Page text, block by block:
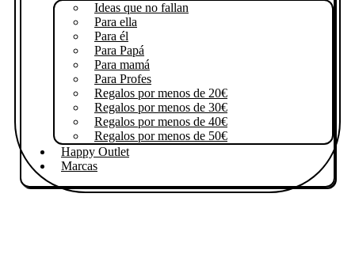
Ideas que no fallan
Para ella
Para él
Para Papá
Para mamá
Para Profes
Regalos por menos de 20€
Regalos por menos de 30€
Regalos por menos de 40€
Regalos por menos de 50€
Happy Outlet
Marcas